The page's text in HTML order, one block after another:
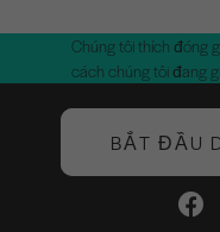
Chúng tôi thích đóng
cách chúng tôi đang
BẮT ĐẦU